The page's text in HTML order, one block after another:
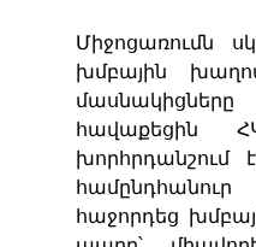
Միջոցառումն
խմբային
հավաքեցին
խորհրդանշում
հաջորդեց